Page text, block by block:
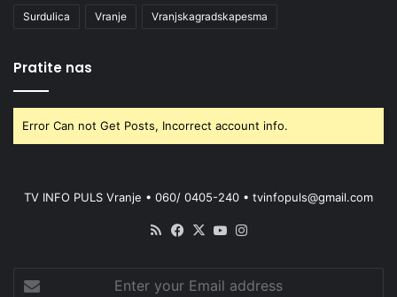
Surdulica Vranje Vranjskagradskapesma
Pratite nas
Error Can not Get Posts, Incorrect account info.
TV INFO PULS Vranje • 060/ 0405-240 • tvinfopuls@gmail.com
RSS Facebook
X YouTube
your